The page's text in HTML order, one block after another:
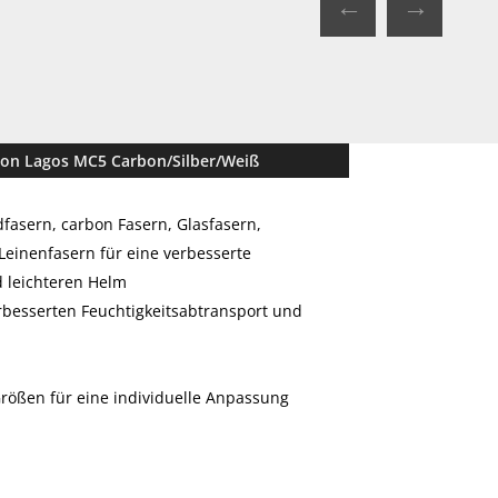
Lagos MC5 Carbon/Silber/Weiß
carbon Fasern, Glasfasern,
für eine verbesserte
leichteren Helm
Feuchtigkeitsabtransport und
für eine individuelle Anpassung